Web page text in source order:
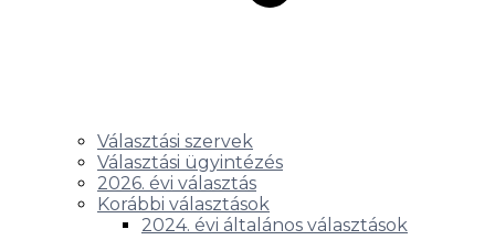
Választási szervek
Választási ügyintézés
2026. évi választás
Korábbi választások
2024. évi általános választások